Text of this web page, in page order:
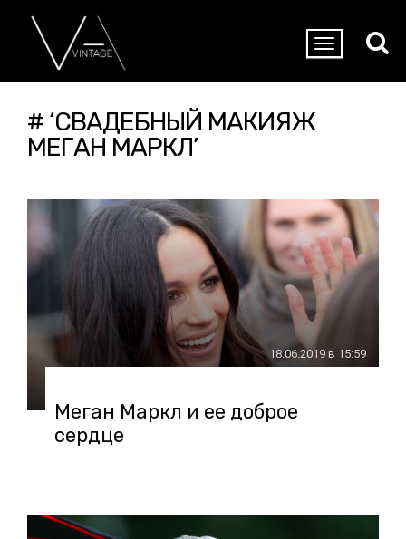
# ‘СВАДЕБНЫЙ МАКИЯЖ
МЕГАН МАРКЛ’
18.06.2019 в 15:59
Меган Маркл и ее доброе
сердце